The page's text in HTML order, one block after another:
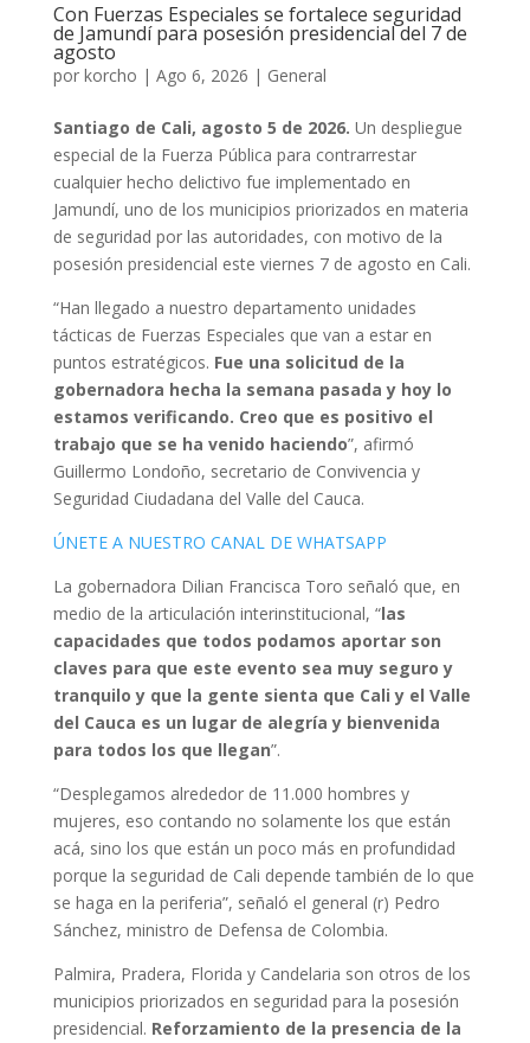
Con Fuerzas Especiales se fortalece seguridad
de Jamundí para posesión presidencial del 7 de
agosto
por korcho | Ago 6, 2026 | General
Santiago de Cali, agosto 5 de 2026. Un despliegue
especial de la Fuerza Pública para contrarrestar
cualquier hecho delictivo fue implementado en
Jamundí, uno de los municipios priorizados en materia
de seguridad por las autoridades, con motivo de la
posesión presidencial este viernes 7 de agosto en Cali.
“Han llegado a nuestro departamento unidades
tácticas de Fuerzas Especiales que van a estar en
puntos estratégicos. Fue una solicitud de la
gobernadora hecha la semana pasada y hoy lo
estamos verificando. Creo que es positivo el
trabajo que se ha venido haciendo”, afirmó
Guillermo Londoño, secretario de Convivencia y
Seguridad Ciudadana del Valle del Cauca.
ÚNETE A NUESTRO CANAL DE WHATSAPP
La gobernadora Dilian Francisca Toro señaló que, en
medio de la articulación interinstitucional, “las
capacidades que todos podamos aportar son
claves para que este evento sea muy seguro y
tranquilo y que la gente sienta que Cali y el Valle
del Cauca es un lugar de alegría y bienvenida
para todos los que llegan”.
“Desplegamos alrededor de 11.000 hombres y
mujeres, eso contando no solamente los que están
acá, sino los que están un poco más en profundidad
porque la seguridad de Cali depende también de lo que
se haga en la periferia”, señaló el general (r) Pedro
Sánchez, ministro de Defensa de Colombia.
Palmira, Pradera, Florida y Candelaria son otros de los
municipios priorizados en seguridad para la posesión
presidencial. Reforzamiento de la presencia de la